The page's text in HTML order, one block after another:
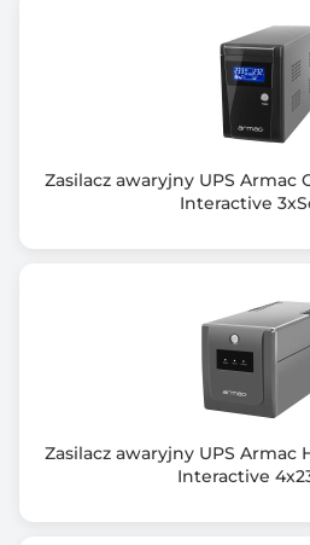
Wymiary [G x S x W] (mm)
Informacje dodatkowe
Seria PowerWalker Basic VI
zaprojektowana w celu
zaspokojenia podstawowych
chroni twoje obciążenie przed
pozostając jednocześnie
wyposażony w port USB
ze wsparciem HID (umożliwiając
natychmiastową komunikację
Obsługiwane systemy
Win. XP; Win. Vista;
64bit; Linux; FreeBS
Zasilacz awaryjny UPS Armac
Interactive
Zasilacz awaryjny UPS Armac
Interactive